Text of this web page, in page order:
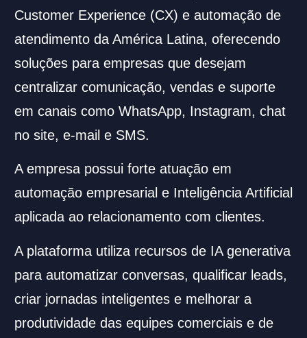
Customer Experience (CX) e automação de
atendimento da América Latina, oferecendo
soluções para empresas que desejam
centralizar comunicação, vendas e suporte
em canais como WhatsApp, Instagram, chat
no site, e-mail e SMS.
A empresa possui forte atuação em
automação empresarial e Inteligência Artificial
aplicada ao relacionamento com clientes.
A plataforma utiliza recursos de IA generativa
para automatizar conversas, qualificar leads,
criar jornadas inteligentes e melhorar a
produtividade das equipes comerciais e de